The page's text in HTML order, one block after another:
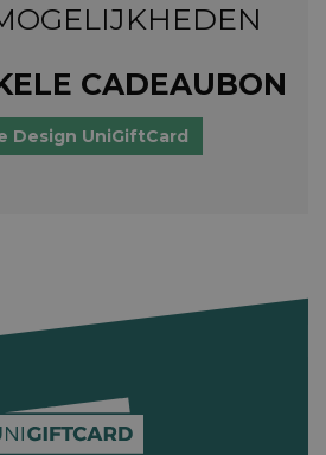
CADEAUBON
Design UniGiftCard